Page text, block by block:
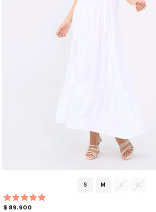
S M L XL
$ 89.900